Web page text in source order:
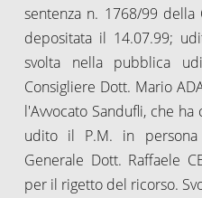
sentenza n. 1768/99
depositata il 14.07.99;
svolta nella pubblica
Consigliere Dott. Mario
l'Avvocato Sandufli, che
udito il P.M. in persona
Generale Dott. Raffaele
per il rigetto del ricorso.